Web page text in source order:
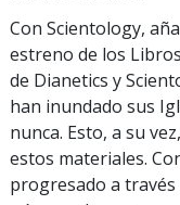
Con Scientology,
estreno de los
de Dianetics y
han inundado sus
nunca. Esto, a su
estos materiales.
progresado a